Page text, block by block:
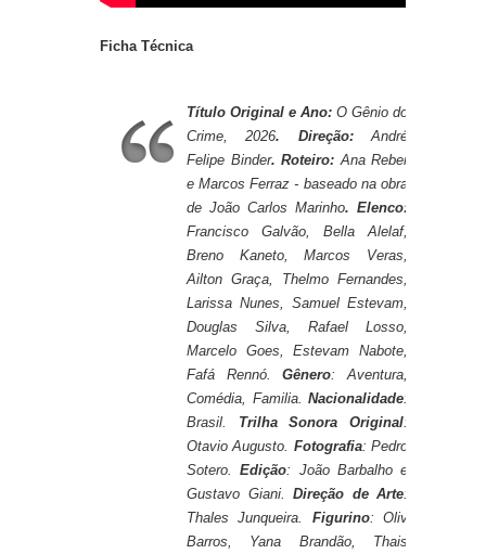
Ficha Técnica
Título Original e Ano: O Gênio do
Crime, 2026. Direção:André
Felipe Binder. Roteiro:Ana Reber
e Marcos Ferraz - baseado na obra
de João Carlos Marinho. Elenco:
Francisco Galvão, Bella Alelaf,
Breno Kaneto, Marcos Veras,
Ailton Graça, Thelmo Fernandes,
Larissa Nunes, Samuel Estevam,
Douglas Silva, Rafael Losso,
Marcelo Goes, Estevam Nabote,
Fafá Rennó.Gênero: Aventura,
Comédia, Familia. Nacionalidade:
Brasil. Trilha Sonora Original:
Otavio Augusto. Fotografia: Pedro
Sotero.Edição: João Barbalho e
Gustavo Giani. Direção de Arte:
Thales Junqueira. Figurino: Oliv
Barros, Yana Brandão, Thais